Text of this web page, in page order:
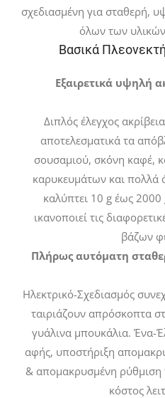
σχεδιασμένη για σταθερή,
όλων των
Βασικά
Εξαιρετικά υψηλή
Διπλός έλεγχος
αποτελεσματικά τα
σουσαμιού, σκόνη καφέ,
καρυκευμάτων και πολλά
καλύπτει 10 g έως
ικανοποιεί τις
βάζων
Πλήρως αυτόματη
Ηλεκτρικό-Σχεδιασμός
ταιριάζουν απρόσκοπτα
γυάλινα μπουκάλια. Ένα-
αφής, υποστήριξη
& απομακρυσμένη
κόστος